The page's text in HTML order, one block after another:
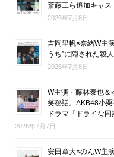
斎藤工ら追加キャ
2026年7月8日
吉岡里帆×奈緒W主
うち”に隠された殺
2026年7月8日
W主演・藤林泰也＆
笑秘話。AKB48小
ドラマ『ドライな
2026年7月7日
安田章大×のんW主